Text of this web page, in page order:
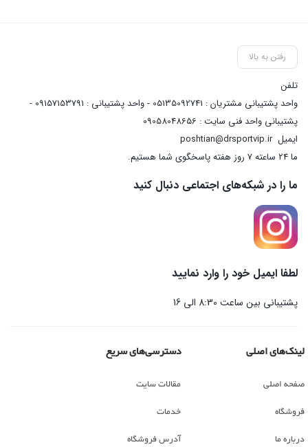
رفتن به بالا
تلفن
واحد پشتیبانی مشتریان : 05135092741 - واحد پشتیبانی : 09157153791 -
پشتیبانی واحد فنی سایت : 09058048656
ایمیلposhtian@drsportvip.ir
ما 24 ساعته 7 روز هفته پاسخگوی شما هستیم.
ما را در شبکه‌های اجتماعی دنبال کنید
لطفا ایمیل خود را وارد نمایید
پشتیبانی بین ساعت 8:30 الی 16
لینک‌های اصلی
صفحه اصلی
فروشگاه
درباره ما
دسترسی‌های سریع
مقالات سایت
خدمات
آدرس فروشگاه